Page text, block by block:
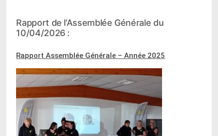
Rapport de l’Assemblée Générale du
10/04/2026 :
Rapport Assemblée Générale – Année 2025